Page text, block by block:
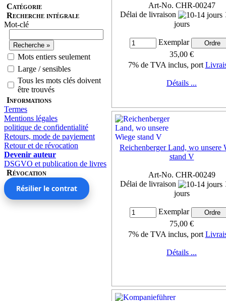
Catégorie
Recherche intégrale
Mot-clé
Mots entiers seulement
Large / sensibles
Tous les mots clés doivent
être trouvés
Informations
Termes
Mentions légales
politique de confidentialité
Retours, mode de payiement
Retour et de révocation
Devenir auteur
DSGVO et publication de livres
Révocation
Résilier le contrat
Art-No. CHR-00247
Délai de livraison
jours
Exemplar
35,00 €
7% de TVA inclus, port
Détails ...
Reichenberger Land, wo unsere
stand V
Art-No. CHR-00249
Délai de livraison
jours
Exemplar
75,00 €
7% de TVA inclus, port
Détails ...